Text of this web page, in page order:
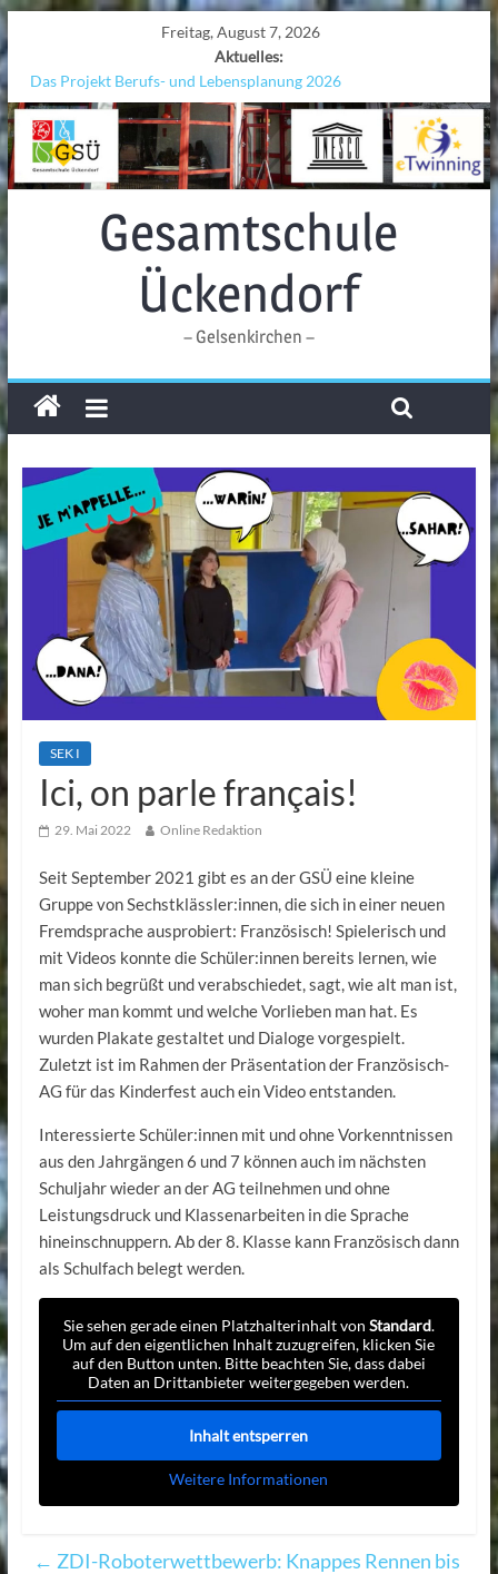
Freitag, August 7, 2026
Aktuelles:
Das Projekt Berufs- und Lebensplanung 2026
UNESCO Stadtradeln „Grenzen überwinden“
KCC-Workshop
Sicherheit auf den Wellen: Lehrkräfte bilden sich in Alicante fort
Ferien!!!
Gesamtschule
Ückendorf
– Gelsenkirchen –
SEK I
Ici, on parle français!
29. Mai 2022 Online Redaktion
Seit September 2021 gibt es an der GSÜ eine kleine
Gruppe von Sechstklässler:innen, die sich in einer neuen
Fremdsprache ausprobiert: Französisch! Spielerisch und
mit Videos konnte die Schüler:innen bereits lernen, wie
man sich begrüßt und verabschiedet, sagt, wie alt man ist,
woher man kommt und welche Vorlieben man hat. Es
wurden Plakate gestaltet und Dialoge vorgespielt.
Zuletzt ist im Rahmen der Präsentation der Französisch-
AG für das Kinderfest auch ein Video entstanden.
Interessierte Schüler:innen mit und ohne Vorkenntnissen
aus den Jahrgängen 6 und 7 können auch im nächsten
Schuljahr wieder an der AG teilnehmen und ohne
Leistungsdruck und Klassenarbeiten in die Sprache
hineinschnuppern. Ab der 8. Klasse kann Französisch dann
als Schulfach belegt werden.
Sie sehen gerade einen Platzhalterinhalt von Standard.
Um auf den eigentlichen Inhalt zuzugreifen, klicken Sie
auf den Button unten. Bitte beachten Sie, dass dabei
Daten an Drittanbieter weitergegeben werden.
Inhalt entsperren
Weitere Informationen
← ZDI-Roboterwettbewerb: Knappes Rennen bis